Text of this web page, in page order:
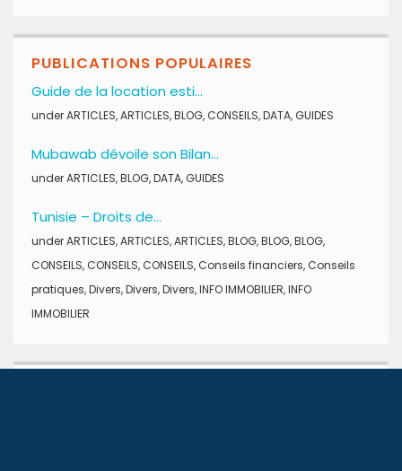
PUBLICATIONS POPULAIRES
Guide de la location esti...
underARTICLES,ARTICLES,BLOG,CONSEILS,DATA,GUIDES
Mubawab dévoile son Bilan...
underARTICLES,BLOG,DATA,GUIDES
Tunisie – Droits de...
underARTICLES,ARTICLES,ARTICLES,BLOG,BLOG,BLOG,
CONSEILS,CONSEILS,CONSEILS,Conseils financiers,Conseils
pratiques,Divers,Divers,Divers,INFO IMMOBILIER,INFO
IMMOBILIER